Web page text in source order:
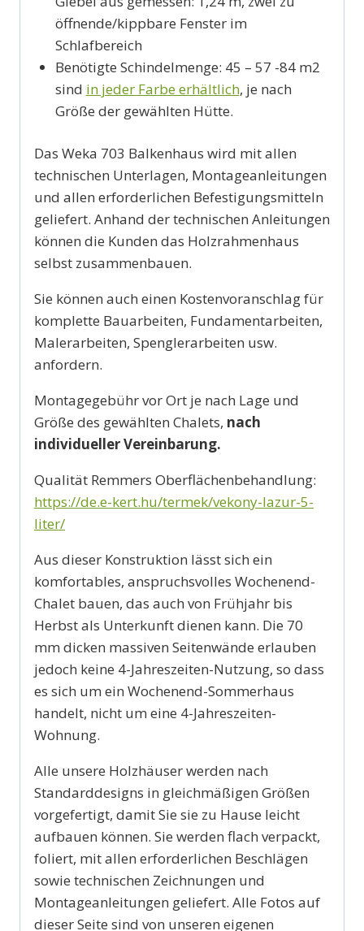
öffnende/kippbare Fenster im
Schlafbereich
Benötigte Schindelmenge: 45 – 57 -84 m2
sind in jeder Farbe erhältlich, je nach
Größe der gewählten Hütte.
Das Weka 703 Balkenhaus wird mit allen
technischen Unterlagen, Montageanleitungen
und allen erforderlichen Befestigungsmitteln
geliefert. Anhand der technischen Anleitungen
können die Kunden das Holzrahmenhaus
selbst zusammenbauen.
Sie können auch einen Kostenvoranschlag für
komplette Bauarbeiten, Fundamentarbeiten,
Malerarbeiten, Spenglerarbeiten usw.
anfordern.
Montagegebühr vor Ort je nach Lage und
Größe des gewählten Chalets, nach
individueller Vereinbarung.
Qualität Remmers Oberflächenbehandlung:
https://de.e-kert.hu/termek/vekony-lazur-5-
liter/
Aus dieser Konstruktion lässt sich ein
komfortables, anspruchsvolles Wochenend-
Chalet bauen, das auch von Frühjahr bis
Herbst als Unterkunft dienen kann. Die 70
mm dicken massiven Seitenwände erlauben
jedoch keine 4-Jahreszeiten-Nutzung, so dass
es sich um ein Wochenend-Sommerhaus
handelt, nicht um eine 4-Jahreszeiten-
Wohnung.
Alle unsere Holzhäuser werden nach
Standarddesigns in gleichmäßigen Größen
vorgefertigt, damit Sie sie zu Hause leicht
aufbauen können. Sie werden flach verpackt,
foliert, mit allen erforderlichen Beschlägen
sowie technischen Zeichnungen und
Montageanleitungen geliefert. Alle Fotos auf
dieser Seite sind von unseren eigenen